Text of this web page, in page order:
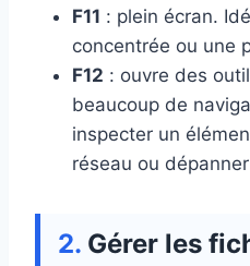
F11 : plein écran.
concentrée ou une
F12 : ouvre des
beaucoup de
inspecter un
réseau ou
Gérer les